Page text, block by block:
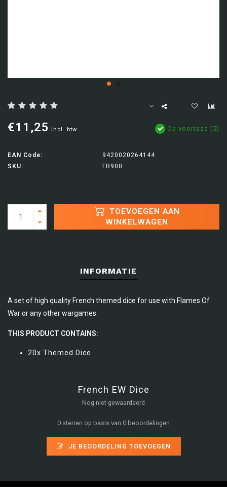
€11,25 Incl. btw Op voorraad (5)
EAN Code:
9420020264144
SKU:
FR900
TOEVOEGEN AAN
WINKELWAGEN
INFORMATIE
A set of high quality French themed dice for use with Flames Of
War or any other wargames.
THIS PRODUCT CONTAINS:
20x Themed Dice
French EW Dice
Nog niet gewaardeerd
0 sterren op basis van 0 beoordelingen
JE BEOORDELING TOEVOEGEN